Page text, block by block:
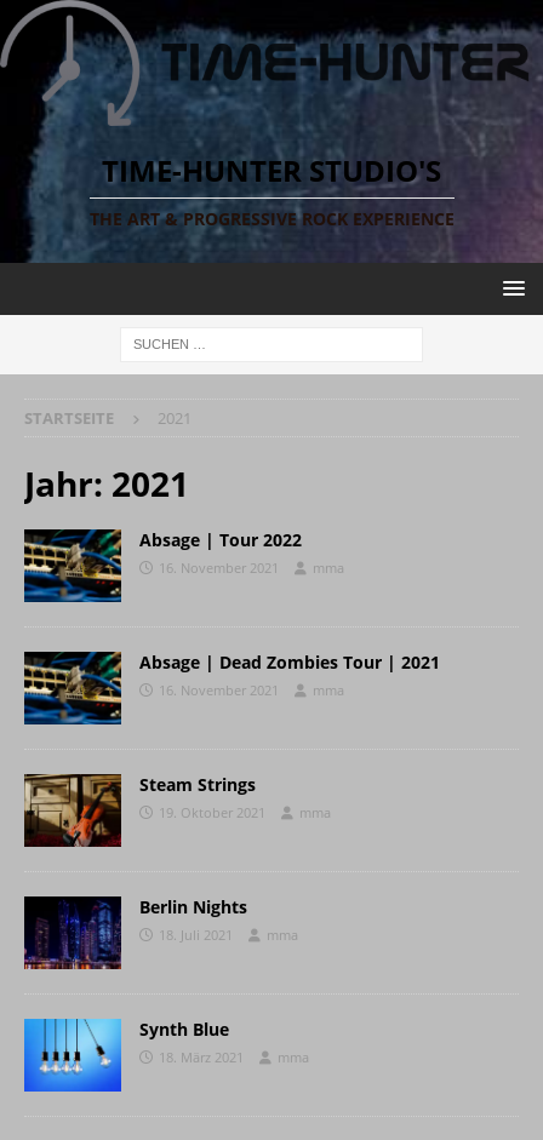
TIME-HUNTER STUDIO'S
THE ART & PROGRESSIVE ROCK EXPERIENCE
STARTSEITE 2021
Jahr: 2021
Absage | Tour 2022
16. November 2021 mma
Absage | Dead Zombies Tour | 2021
16. November 2021 mma
Steam Strings
19. Oktober 2021 mma
Berlin Nights
18. Juli 2021 mma
Synth Blue
18. März 2021 mma